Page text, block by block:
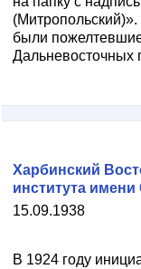
(Митропольский)».
были
Дальневосточных
15.09.1938
Харбинский
института
В 1924 году